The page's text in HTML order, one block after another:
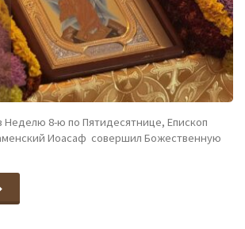
Алейский
Роман
совершили
литургию
в
храме
Неделю 8-ю по Пятидесятнице, Епископ
Иоасаф совершил Божественную
"Епископ